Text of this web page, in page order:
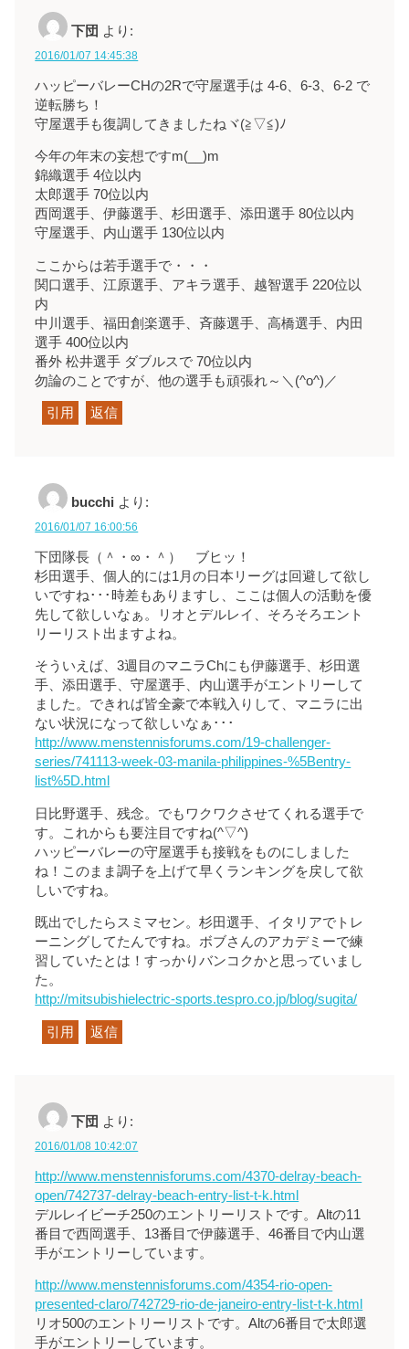
下団 より:
2016/01/07 14:45:38
ハッピーバレーCHの2Rで守屋選手は 4-6、6-3、6-2 で
逆転勝ち！
守屋選手も復調してきましたねヾ(≧▽≦)ﾉ
今年の年末の妄想ですm(__)m
錦織選手 4位以内
太郎選手 70位以内
西岡選手、伊藤選手、杉田選手、添田選手 80位以内
守屋選手、内山選手 130位以内
ここからは若手選手で・・・
関口選手、江原選手、アキラ選手、越智選手 220位以
内
中川選手、福田創楽選手、斉藤選手、高橋選手、内田
選手 400位以内
番外 松井選手 ダブルスで 70位以内
勿論のことですが、他の選手も頑張れ～＼(^o^)／
引用 返信
bucchi より:
2016/01/07 16:00:56
下団隊長（＾・∞・＾）ゞブヒッ！
杉田選手、個人的には1月の日本リーグは回避して欲し
いですね･･･時差もありますし、ここは個人の活動を優
先して欲しいなぁ。リオとデルレイ、そろそろエント
リーリスト出ますよね。
そういえば、3週目のマニラChにも伊藤選手、杉田選
手、添田選手、守屋選手、内山選手がエントリーして
ました。できれば皆全豪で本戦入りして、マニラに出
ない状況になって欲しいなぁ･･･
http://www.menstennisforums.com/19-challenger-
series/741113-week-03-manila-philippines-%5Bentry-
list%5D.html
日比野選手、残念。でもワクワクさせてくれる選手で
す。これからも要注目ですね(^▽^)
ハッピーバレーの守屋選手も接戦をものにしました
ね！このまま調子を上げて早くランキングを戻して欲
しいですね。
既出でしたらスミマセン。杉田選手、イタリアでトレ
ーニングしてたんですね。ボブさんのアカデミーで練
習していたとは！すっかりバンコクかと思っていまし
た。
http://mitsubishielectric-sports.tespro.co.jp/blog/sugita/
引用 返信
下団 より:
2016/01/08 10:42:07
http://www.menstennisforums.com/4370-delray-beach-
open/742737-delray-beach-entry-list-t-k.html
デルレイビーチ250のエントリーリストです。Altの11
番目で西岡選手、13番目で伊藤選手、46番目で内山選
手がエントリーしています。
http://www.menstennisforums.com/4354-rio-open-
presented-claro/742729-rio-de-janeiro-entry-list-t-k.html
リオ500のエントリーリストです。Altの6番目で太郎選
手がエントリーしています。